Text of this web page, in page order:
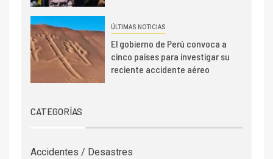
ÚLTIMAS NOTICIAS
El gobierno de Perú convoca a
cinco países para investigar su
reciente accidente aéreo
CATEGORÍAS
Accidentes / Desastres